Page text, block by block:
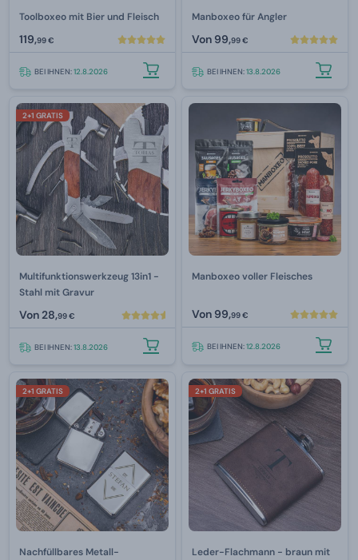
Toolboxeo mit Bier und Fleisch
119,99 €
BEI IHNEN:12.8.2026
Manboxeo für Angler
Von 99,99 €
BEI IHNEN:13.8.2026
2+1 GRATIS
Multifunktionswerkzeug 13in1 -
Stahl mit Gravur
Von28,99 €
BEI IHNEN:13.8.2026
Manboxeo voller Fleisches
Von 99,99 €
BEI IHNEN:12.8.2026
2+1 GRATIS
Nachfüllbares Metall-
2+1 GRATIS
Leder-Flachmann - braun mit